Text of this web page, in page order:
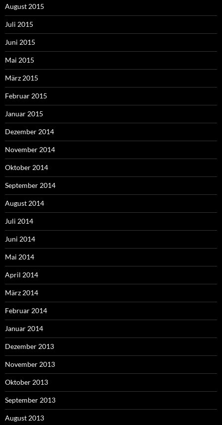
August 2015
Juli 2015
Juni 2015
Mai 2015
März 2015
Februar 2015
Januar 2015
Dezember 2014
November 2014
Oktober 2014
September 2014
August 2014
Juli 2014
Juni 2014
Mai 2014
April 2014
März 2014
Februar 2014
Januar 2014
Dezember 2013
November 2013
Oktober 2013
September 2013
August 2013